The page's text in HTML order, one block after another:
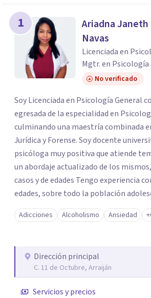
1
Ariadna
Navas
Licenciada en
Mgtr. en Psicología
No verificado
Soy Licenciada en Psicología General
egresada de la especialidad en
culminando una maestría combinada
Jurídica y Forense. Soy docente
psicóloga muy positiva que atiende
un abordaje actualizado de los
casos y de edades Tengo experiencia
edades, sobre todo la población
trastornos depresivos, ansiosos y de
(Autolesiones) entre ellas: el cutting,
personalmente amoldándome a la
comodidad de mis pacientes para una
de los mismos. Atiendo pacientes con
abuso de sutancias, trastornos del
Adicciones Alcoholismo Ansiedad
Dirección principal
C. 11 de Octubre, Arraiján
Servicios y precios